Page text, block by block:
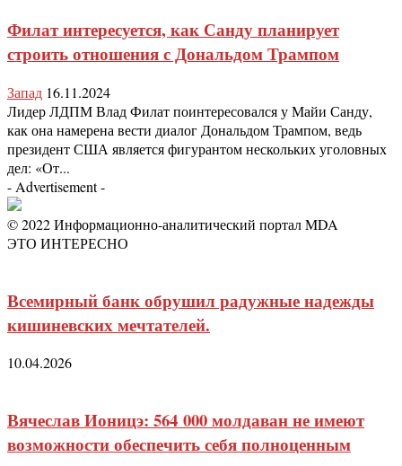
Филат интересуется, как Санду планирует
строить отношения с Дональдом Трампом
Запад 16.11.2024
Лидер ЛДПМ Влад Филат поинтересовался у Майи Санду,
как она намерена вести диалог Дональдом Трампом, ведь
президент США является фигурантом нескольких уголовных
дел: «От...
- Advertisement -
© 2022 Информационно-аналитический портал MDA
ЭТО ИНТЕРЕСНО
Всемирный банк обрушил радужные надежды
кишиневских мечтателей.
10.04.2026
Вячеслав Ионицэ: 564 000 молдаван не имеют
возможности обеспечить себя полноценным